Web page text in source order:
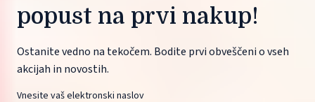
popust na prvi nakup!
Ostanite vedno na tekočem. Bodite prvi obveščeni o vseh
akcijah in novostih.
Vnesite vaš elektronski naslov